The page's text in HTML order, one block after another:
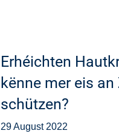
Erhéichten
kënne mer eis
schützen?
29 August 2022